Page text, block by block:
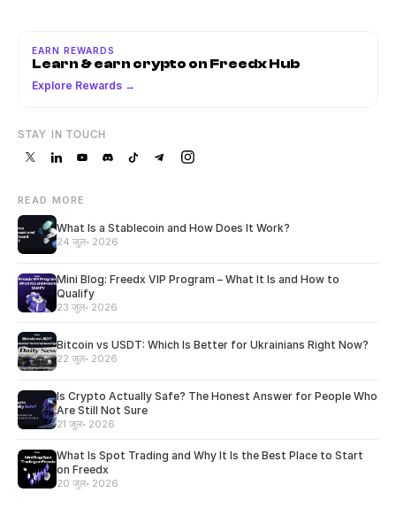
EARN REWARDS
Learn & earn crypto on Freedx Hub
Explore Rewards →
STAY IN TOUCH
READ MORE
What Is a Stablecoin and How Does It Work?
24 जुल॰ 2026
Mini Blog: Freedx VIP Program – What It Is and How to
Qualify
23 जुल॰ 2026
Bitcoin vs USDT: Which Is Better for Ukrainians Right Now?
22 जुल॰ 2026
Is Crypto Actually Safe? The Honest Answer for People Who
Are Still Not Sure
21 जुल॰ 2026
What Is Spot Trading and Why It Is the Best Place to Start
on Freedx
20 जुल॰ 2026